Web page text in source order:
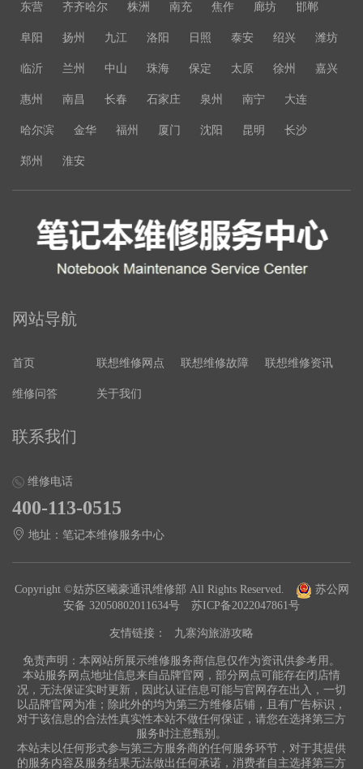
东营 齐齐哈尔 株洲 南充 焦作 廊坊 邯郸
阜阳 扬州 九江 洛阳 日照 泰安 绍兴 潍坊
临沂 兰州 中山 珠海 保定 太原 徐州 嘉兴
惠州 南昌 长春 石家庄 泉州 南宁 大连
哈尔滨 金华 福州 厦门 沈阳 昆明 长沙
郑州 淮安
网站导航
首页 联想维修网点 联想维修故障 联想维修资讯
维修问答 关于我们
联系我们
维修电话
400-113-0515
地址：笔记本维修服务中心
Copyright ©姑苏区曦豪通讯维修部 All Rights Reserved.
苏公网
安备 32050802011634号
苏ICP备2022047861号
友情链接： 九寨沟旅游攻略
免责声明：本网站所展示维修服务商信息仅作为资讯供参考用。
本站服务网点地址信息来自品牌官网，部分网点可能存在闭店情
况，无法保证实时更新，因此认证信息可能与官网存在出入，一切
以品牌官网为准；除此外的均为第三方维修店铺，且有广告标识，
对于该信息的合法性真实性本站不做任何保证，请您在选择第三方
服务时注意甄别。
本站未以任何形式参与第三方服务商的任何服务环节，对于其提供
的服务内容及服务结果无法做出任何承诺，消费者自主选择第三方